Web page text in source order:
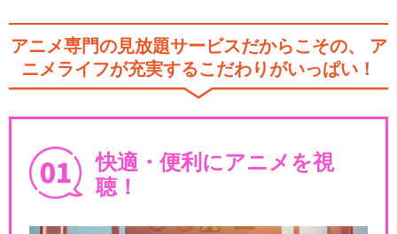
アニメ専門の見放題サービスだからこその、
ア
ニメライフが充実するこだわりがいっぱい！
快適・便利にアニメを視
聴！